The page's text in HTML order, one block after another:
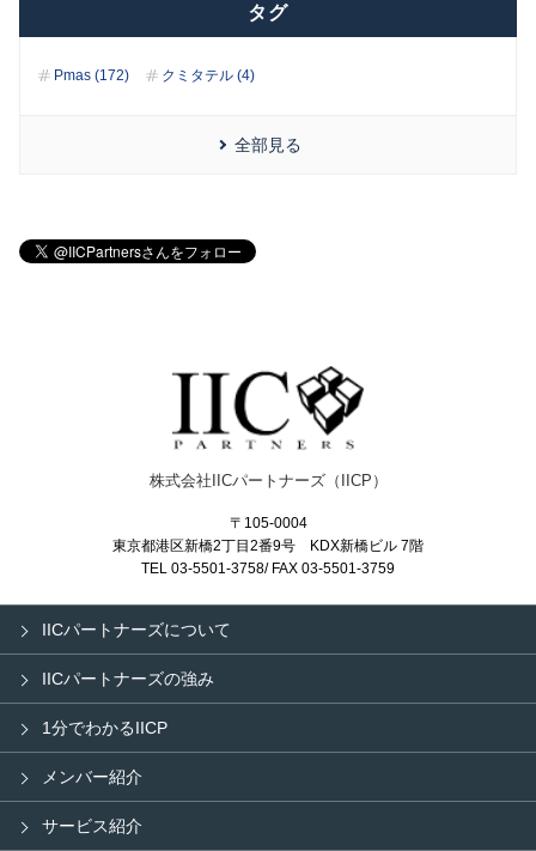
タグ
Pmas (172) クミタテル (4)
全部見る
株式会社IICパートナーズ（IICP）
〒105-0004
東京都港区新橋2丁目2番9号
KDX新橋ビル 7階
TEL 03-5501-3758/ FAX 03-5501-3759
IICパートナーズについて
IICパートナーズの強み
1分でわかるIICP
メンバー紹介
サービス紹介